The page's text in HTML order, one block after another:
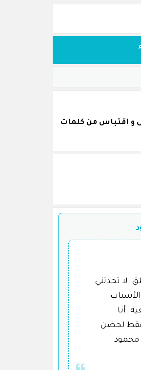
من كلام غادة محمد محمود قمنا بجمعها بكل عناية و نرجو أن تنال اعجابكم. تحتوي الصفحة على 6 قول و اقتباس من كلمات
لا تحدثني
أنا
فقط لحضن
محمود